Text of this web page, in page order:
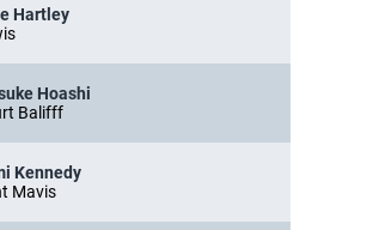
Hartley
Hoashi
Balifff
Kennedy
Mavis